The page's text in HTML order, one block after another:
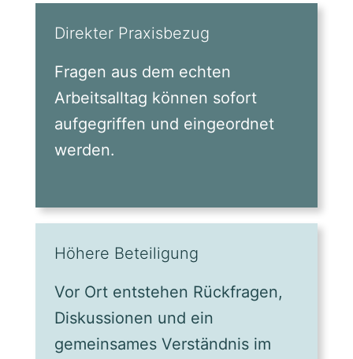
Direkter Praxisbezug
Fragen aus dem echten
Arbeitsalltag können sofort
aufgegriffen und eingeordnet
werden.
Höhere Beteiligung
Vor Ort entstehen Rückfragen,
Diskussionen und ein
gemeinsames Verständnis im